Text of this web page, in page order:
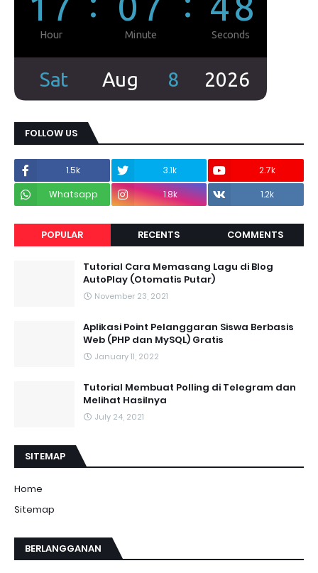
FOLLOW US
1.5k 3.1k
2.7k
Whatsapp
1.8k 1.2k
POPULAR RECENTS COMMENTS
Tutorial Cara Memasang Lagu di Blog
AutoPlay (Otomatis Putar)
November 23, 2021
Aplikasi Point Pelanggaran Siswa Berbasis
Web (PHP dan MySQL) Gratis
January 11, 2022
Tutorial Membuat Polling di Telegram dan
Melihat Hasilnya
July 24, 2021
SITEMAP
Home
Sitemap
BERLANGGANAN